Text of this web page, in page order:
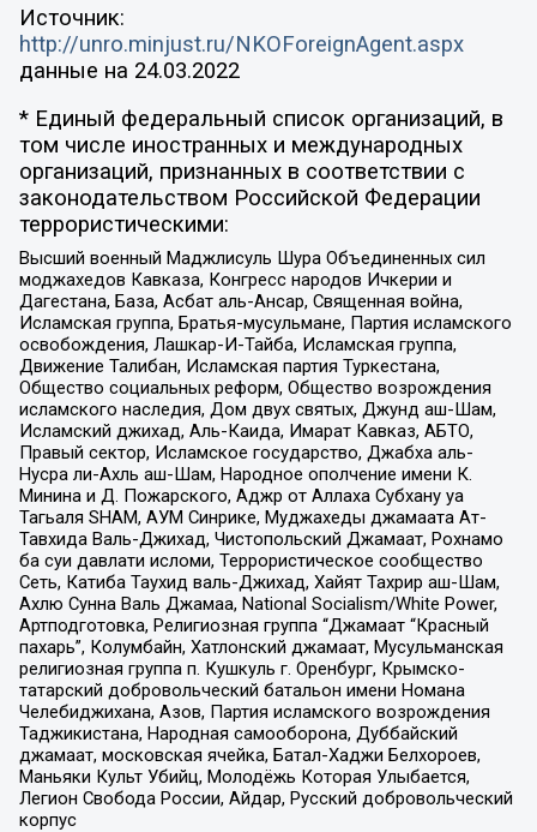
Источник:
http://unro.minjust.ru/NKOForeignAgent.aspx
данные на 24.03.2022
* Единый федеральный список организаций, в
том числе иностранных и международных
организаций, признанных в соответствии с
законодательством Российской Федерации
террористическими:
Высший военный Маджлисуль Шура Объединенных сил
моджахедов Кавказа, Конгресс народов Ичкерии и
Дагестана, База, Асбат аль-Ансар, Священная война,
Исламская группа, Братья-мусульмане, Партия исламского
освобождения, Лашкар-И-Тайба, Исламская группа,
Движение Талибан, Исламская партия Туркестана,
Общество социальных реформ, Общество возрождения
исламского наследия, Дом двух святых, Джунд аш-Шам,
Исламский джихад, Аль-Каида, Имарат Кавказ, АБТО,
Правый сектор, Исламское государство, Джабха аль-
Нусра ли-Ахль аш-Шам, Народное ополчение имени К.
Минина и Д. Пожарского, Аджр от Аллаха Субхану уа
Тагьаля SHAM, АУМ Синрике, Муджахеды джамаата Ат-
Тавхида Валь-Джихад, Чистопольский Джамаат, Рохнамо
ба суи давлати исломи, Террористическое сообщество
Сеть, Катиба Таухид валь-Джихад, Хайят Тахрир аш-Шам,
Ахлю Сунна Валь Джамаа, National Socialism/White Power,
Артподготовка, Религиозная группа “Джамаат “Красный
пахарь”, Колумбайн, Хатлонский джамаат, Мусульманская
религиозная группа п. Кушкуль г. Оренбург, Крымско-
татарский добровольческий батальон имени Номана
Челебиджихана, Азов, Партия исламского возрождения
Таджикистана, Народная самооборона, Дуббайский
джамаат, московская ячейка, Батал-Хаджи Белхороев,
Маньяки Культ Убийц, Молодёжь Которая Улыбается,
Легион Свобода России, Айдар, Русский добровольческий
корпус